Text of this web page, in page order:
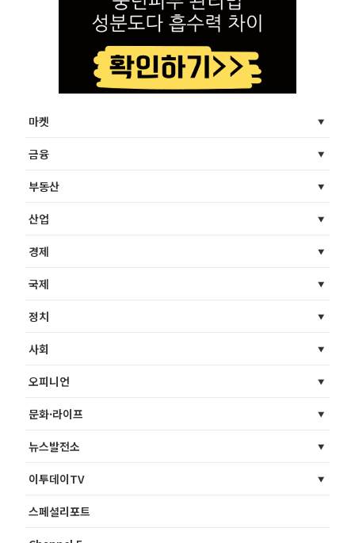
마켓
금융
부동산
산업
경제
국제
정치
사회
오피니언
문화·라이프
뉴스발전소
이투데이TV
스페셜리포트